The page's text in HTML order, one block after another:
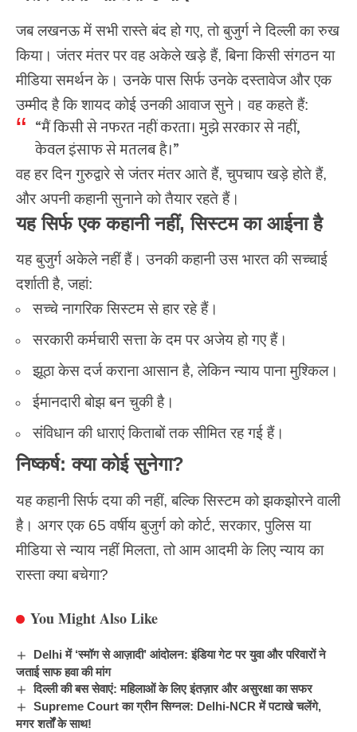
जब लखनऊ में सभी रास्ते बंद हो गए, तो बुजुर्ग ने दिल्ली का रुख
किया।जंतर मंतरपर वह अकेले खड़े हैं, बिना किसी संगठन या
मीडिया समर्थन के। उनके पास सिर्फ उनके दस्तावेज और एक
उम्मीद है कि शायद कोई उनकी आवाज सुने। वह कहते हैं:
“मैं किसी से नफरत नहीं करता। मुझे सरकार से नहीं,
केवल इंसाफ से मतलब है।”
वह हर दिन गुरुद्वारे से जंतर मंतर आते हैं, चुपचाप खड़े होते हैं,
और अपनी कहानी सुनाने को तैयार रहते हैं।
यह सिर्फ एक कहानी नहीं, सिस्टम का आईना है
यह बुजुर्ग अकेले नहीं हैं। उनकी कहानी उस भारत की सच्चाई
दर्शाती है, जहां:
सच्चे नागरिक सिस्टम से हार रहे हैं।
सरकारी कर्मचारी सत्ता के दम पर अजेय हो गए हैं।
झूठा केस दर्ज कराना आसान है, लेकिन न्याय पाना मुश्किल।
ईमानदारी बोझ बन चुकी है।
संविधान की धाराएं किताबों तक सीमित रह गई हैं।
निष्कर्ष: क्या कोई सुनेगा?
यह कहानी सिर्फ दया की नहीं, बल्कि सिस्टम को झकझोरने वाली
है। अगर एक 65 वर्षीय बुजुर्गको कोर्ट, सरकार, पुलिस या
मीडिया से न्याय नहीं मिलता, तो आम आदमी के लिए न्याय का
रास्ता क्या बचेगा?
You Might Also Like
Delhi में ‘स्मॉग से आज़ादी’ आंदोलन: इंडिया गेट पर युवा और परिवारों ने
जताई साफ हवा की मांग
दिल्ली की बस सेवाएं: महिलाओं के लिए इंतज़ार और असुरक्षा का सफर
Supreme Court का ग्रीन सिग्नल: Delhi-NCR में पटाखे चलेंगे,
मगर शर्तों के साथ!